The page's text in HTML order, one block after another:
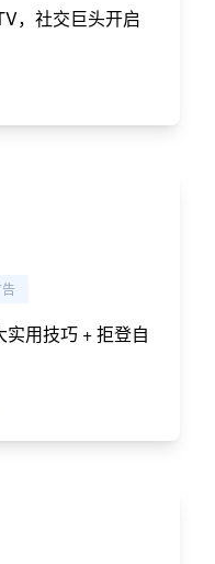
，社交巨头开启
用技巧 + 拒登自